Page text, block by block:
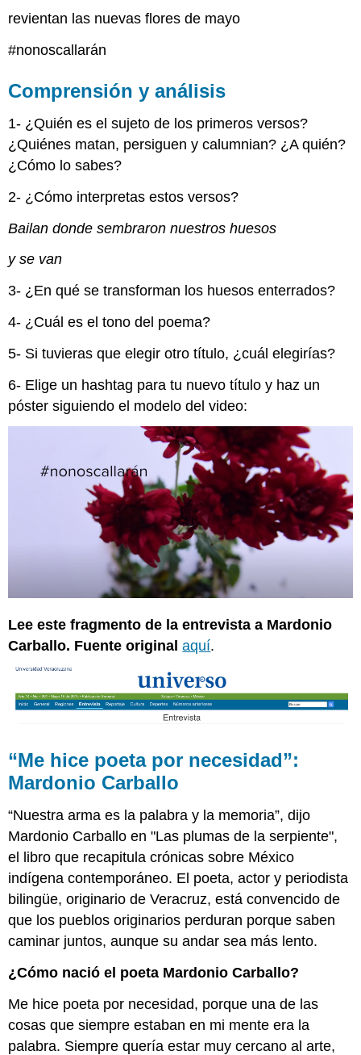
revientan las nuevas flores de mayo
#nonoscallarán
Comprensión y análisis
1- ¿Quién es el sujeto de los primeros versos?
¿Quiénes matan, persiguen y calumnian? ¿A quién?
¿Cómo lo sabes?
2- ¿Cómo interpretas estos versos?
Bailan donde sembraron nuestros huesos
y se van
3- ¿En qué se transforman los huesos enterrados?
4- ¿Cuál es el tono del poema?
5- Si tuvieras que elegir otro título, ¿cuál elegirías?
6- Elige un hashtag para tu nuevo título y haz un
póster siguiendo el modelo del video:
Lee este fragmento de la entrevista a Mardonio
Carballo. Fuente original aquí.
“Me hice poeta por necesidad”:
Mardonio Carballo
“Nuestra arma es la palabra y la memoria”, dijo
Mardonio Carballo en "Las plumas de la serpiente",
el libro que recapitula crónicas sobre México
indígena contemporáneo. El poeta, actor y periodista
bilingüe, originario de Veracruz, está convencido de
que los pueblos originarios perduran porque saben
caminar juntos, aunque su andar sea más lento.
¿Cómo nació el poeta Mardonio Carballo?
Me hice poeta por necesidad, porque una de las
cosas que siempre estaban en mi mente era la
palabra. Siempre quería estar muy cercano al arte,